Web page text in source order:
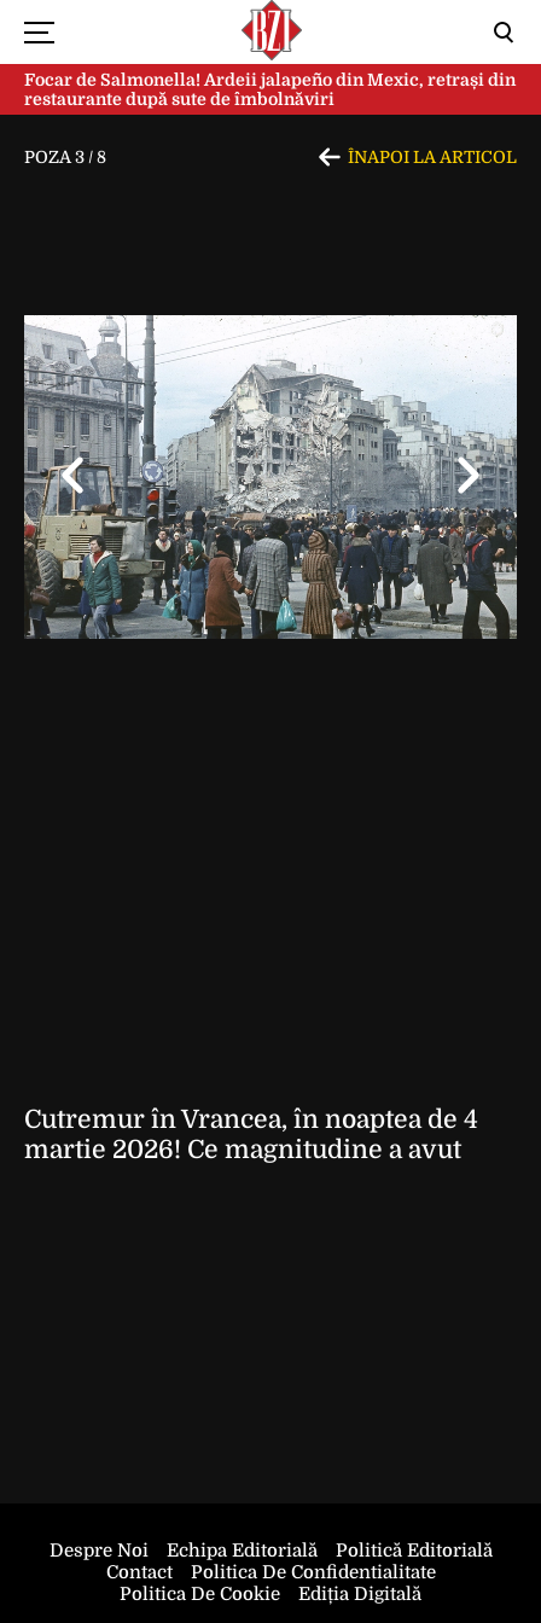
Focar de Salmonella! Ardeii jalapeño din Mexic, retrași din
restaurante după sute de îmbolnăviri
POZA 3 /8 ÎNAPOI LA ARTICOL
Cutremur în Vrancea, în noaptea de 4
martie 2026! Ce magnitudine a avut
Despre Noi Echipa Editorială
Politică Editorială
Contact
Politica De Confidentialitate
Politica De Cookie
Ediția Digitală